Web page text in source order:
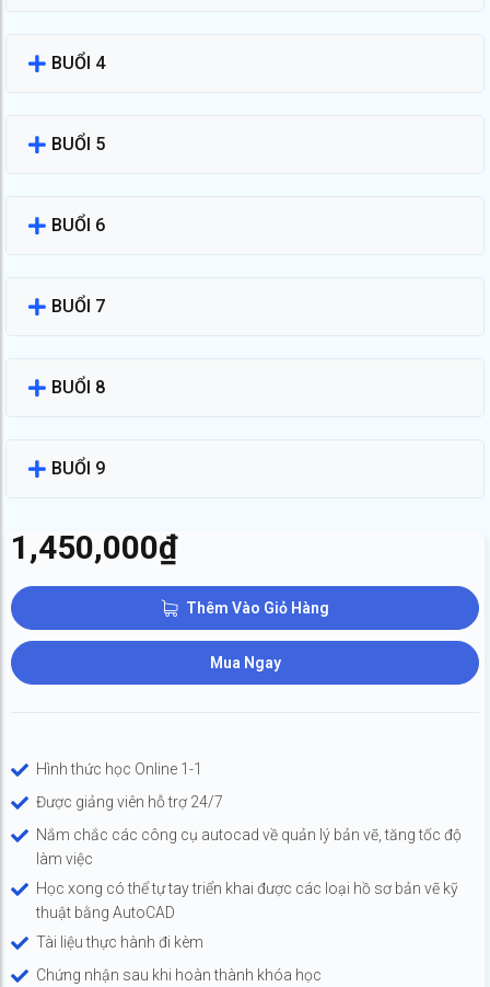
BUỔI 4
BUỔI 5
BUỔI 6
BUỔI 7
BUỔI 8
BUỔI 9
1,450,000₫
Thêm Vào Giỏ Hàng
Mua Ngay
Hình thức học Online 1-1
Được giảng viên hỗ trợ 24/7
Nắm chắc các công cụ autocad về quản lý bản vẽ, tăng tốc độ
làm việc
Học xong có thể tự tay triển khai được các loại hồ sơ bản vẽ kỹ
thuật bằng AutoCAD
Tài liệu thực hành đi kèm
Chứng nhận sau khi hoàn thành khóa học